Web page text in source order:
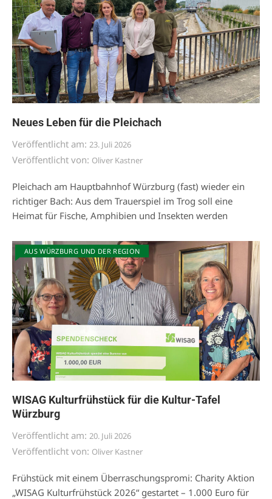
Neues Leben für die Pleichach
Veröffentlicht am: 23. Juli 2026
Veröffentlicht von: Oliver Kastner
Pleichach am Hauptbahnhof Würzburg (fast) wieder ein
richtiger Bach: Aus dem Trauerspiel im Trog soll eine
Heimat für Fische, Amphibien und Insekten werden
AUS WÜRZBURG UND DER REGION
WISAG Kulturfrühstück für die Kultur-Tafel
Würzburg
Veröffentlicht am: 20. Juli 2026
Veröffentlicht von: Oliver Kastner
Frühstück mit einem Überraschungspromi: Charity Aktion
„WISAG Kulturfrühstück 2026“ gestartet – 1.000 Euro für